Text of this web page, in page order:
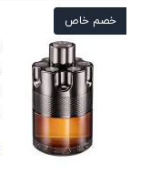
خصم خاص